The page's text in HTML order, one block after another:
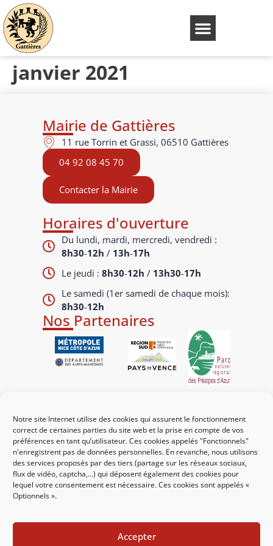
Notre site Internet utilise des cookies qui assurent le fonctionnement
correct de certaines parties du site web et la prise en compte de vos
préférences en tant qu’utilisateur. Ces cookies appelés "Fonctionnels"
n'enregistrent pas de données personnelles. En revanche, nous utilisons
des services proposés par des tiers (partage sur les réseaux sociaux,
flux de vidéo, captcha,...) qui déposent également des cookies pour
lequel votre consentement est nécessaire. Ces cookies sont appelés «
Optionnels ».
Accepter
janvier 2021
Mairie de Gattières
11 rue Torrin et Grassi, 06510 Gattières
04 92 08 45 70
Contacter la Mairie
Horaires d'ouverture
Du lundi, mardi, mercredi, vendredi :
8h30-12h / 13h-17h
Le jeudi :8h30-12h / 13h30-17h
Le samedi (1er samedi de chaque mois):
8h30-12h
Nos Partenaires
Mes démarches
Portail familles
Guichet urbanisme
CCAS
Nous contacter